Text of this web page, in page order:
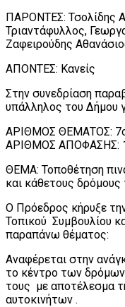
ΠΑΡΟΝΤΕΣ: Τσολίδης
Τριαντάφυλλος,
Ζαφειρούδης
ΑΠΟΝΤΕΣ: Κανείς
Στην συνεδρίαση
υπάλληλος του Δήμου
AΡΙΘΜΟΣ ΘΕΜΑΤΟΣ:
ΑΡΙΘΜΟΣ ΑΠΟΦΑΣΗΣ:
ΘΕΜΑ: Τοποθέτηση
και κάθετους δρόμους
Ο Πρόεδρος κήρυξε
Τοπικού Συμβουλίου
παραπάνω θέματος:
Αναφέρεται στην
το κέντρο των δρόμων
τους με αποτέλεσμα
αυτοκινήτων .